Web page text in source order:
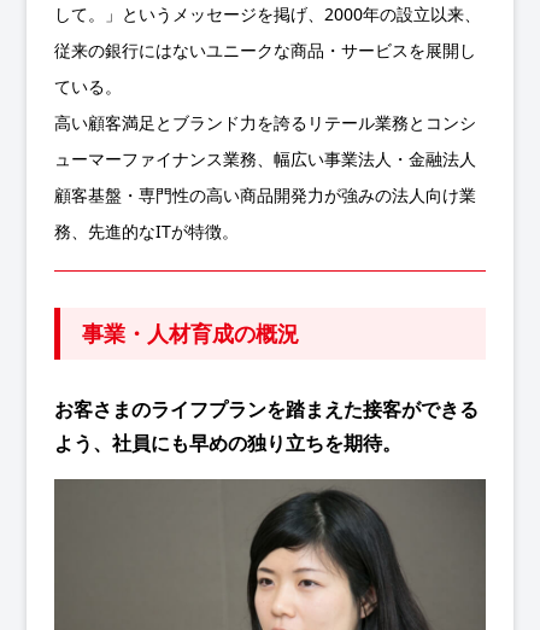
して。」というメッセージを掲げ、2000年の設立以来、
従来の銀行にはないユニークな商品・サービスを展開し
ている。
高い顧客満足とブランド力を誇るリテール業務とコンシ
ューマーファイナンス業務、幅広い事業法人・金融法人
顧客基盤・専門性の高い商品開発力が強みの法人向け業
務、先進的なITが特徴。
事業・人材育成の概況
お客さまのライフプランを踏まえた接客ができる
よう、社員にも早めの独り立ちを期待。